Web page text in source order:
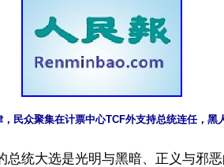
民众聚集在计票中心TCF外支持总统连任，黑
总统大选是光明与黑暗、正义与邪